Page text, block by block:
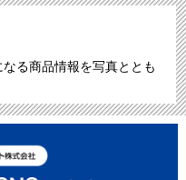
る商品情報を写真ととも